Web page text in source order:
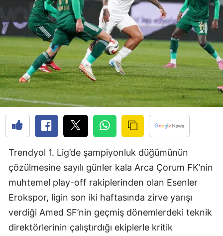
Diyarbakır
Edirne
Elazığ
Erzincan
Erzurum
Eskişehir
Gaziantep
Giresun
Gümüşhane
Hakkari
Hatay
Trendyol 1. Lig’de şampiyonluk düğümünün
çözülmesine sayılı günler kala Arca Çorum FK’nin
muhtemel play-off rakiplerinden olan Esenler
Erokspor, ligin son iki haftasında zirve yarışı
verdiği Amed SF’nin geçmiş dönemlerdeki teknik
direktörlerinin çalıştırdığı ekiplerle kritik